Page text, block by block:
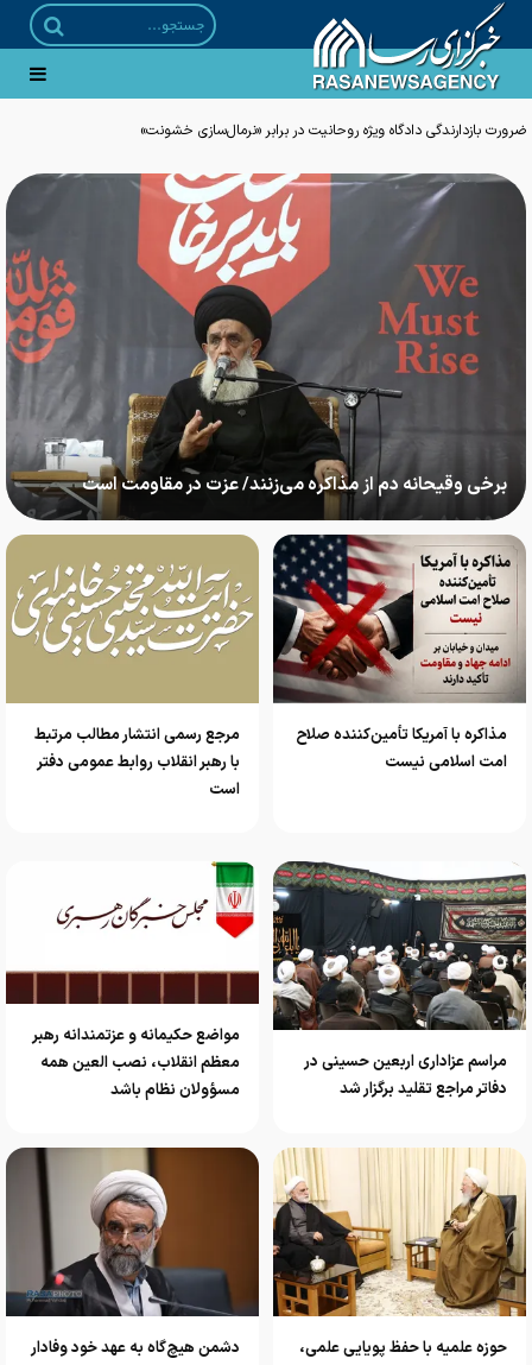
ضرورت بازدارندگی دادگاه ویژه روحانیت در برابر «نرمال‌سازی خشونت»
برخی وقیحانه دم از مذاکره می‌زنند/ عزت در مقاومت است
مذاکره با آمریکا تأمین‌کننده صلاح
امت اسلامی نیست
مرجع رسمی انتشار مطالب مرتبط
با رهبر انقلاب روابط عمومی دفتر
است
مراسم عزاداری اربعین حسینی در
دفاتر مراجع تقلید برگزار شد
مواضع حکیمانه و عزتمندانه رهبر
معظم انقلاب، نصب العین همه
مسؤولان نظام باشد
حوزه علمیه با حفظ پویایی علمی،
دشمن هیچ‌گاه به عهد خود وفادار